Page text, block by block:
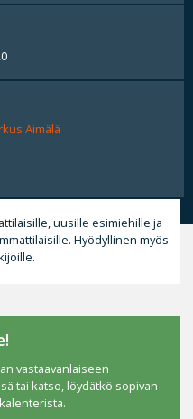
Äimälä
uusille esimiehille ja
Hyödyllinen myös
vastaavanlaiseen
tai katso, löydätkö sopivan